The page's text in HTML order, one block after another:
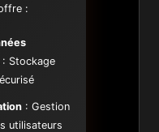
:
: Stockage
: Gestion
utilisateurs